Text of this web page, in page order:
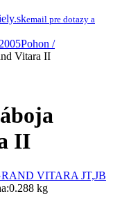
email pre dotazy a
Pohon /
Vitara II
II
VITARA JT,JB
0.288 kg